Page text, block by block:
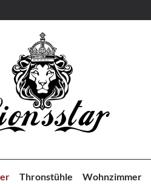
Thronstühle Wohnzimmer